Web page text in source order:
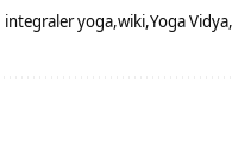
integraler yoga wiki Yoga Vidya